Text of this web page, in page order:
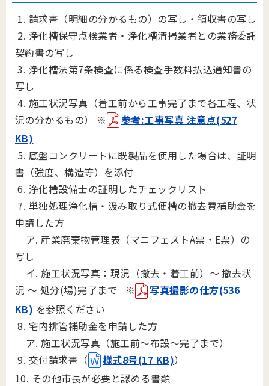
1. 請求書（明細の分かるもの）の写し・領収書の写し
2. 浄化槽保守点検業者・浄化槽清掃業者との業務委託
契約書の写し
3. 浄化槽法第7条検査に係る検査手数料払込通知書の
写し
4. 施工状況写真（着工前から工事完了まで各工程、状
況の分かるもの） ※
参考:工事写真 注意点(527
KB)
5. 底盤コンクリートに既製品を使用した場合は、証明
書（強度、構造等）を添付
6. 浄化槽設備士の証明したチェックリスト
7. 単独処理浄化槽・汲み取り式便槽の撤去費補助金を
申請した方
ア. 産業廃棄物管理表（マニフェストA票・E票）の
写し
イ. 施工状況写真：現況（撤去・着工前）～ 撤去状
況 ～ 処分(場)完了まで ※
写真撮影の仕方(536
KB) を参照ください
8. 宅内排管補助金を申請した方
ア. 施工状況写真（施工前～布設～完了まで）
9. 交付請求書（
様式8号(17 KB)）
10. その他市長が必要と認める書類